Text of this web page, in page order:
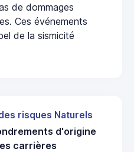
de dommages
Ces événements
de la sismicité
risques Naturels
d'origine
carrières